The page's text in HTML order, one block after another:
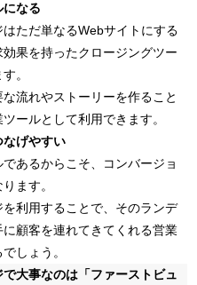
になる
ただ単なるWebサイトにする
果を持ったクロージングツー
。
流れやストーリーを作ること
ールとして利用できます。
なげやすい
あるからこそ、コンバージョ
ます。
利用することで、そのランデ
に顧客を連れてきてくれる営業
しょう。
大事なのは「ファーストビュ